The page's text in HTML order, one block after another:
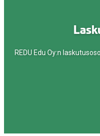
REDU Edu Oy:n